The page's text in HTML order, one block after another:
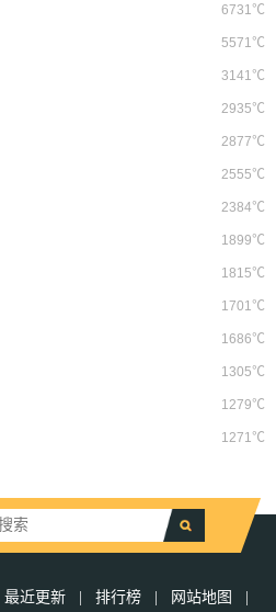
6731℃
5571℃
3141℃
2935℃
2877℃
2555℃
2384℃
1899℃
1815℃
1701℃
1686℃
1305℃
1279℃
1271℃
最近更新 排行榜 网站地图